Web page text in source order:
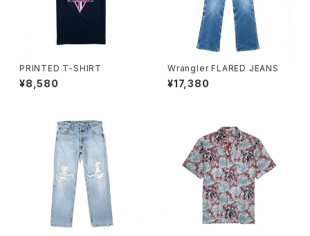
PRINTED T-SHIRT
¥8,580
Wrangler FLARED JEANS
¥17,380